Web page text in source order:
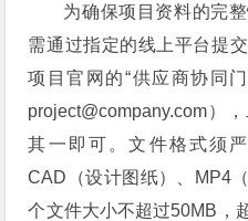
为确保项目资料的完
需通过指定的线上平台提
项目官网的“供应商协同
project@company.com）
其一即可。文件格式须
CAD（设计图纸）、MP4
个文件大小不超过50MB，